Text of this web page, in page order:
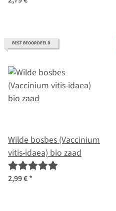
BEST BEOORDEELD
Wilde bosbes (Vaccinium
vitis-idaea) bio zaad
2,99 €*